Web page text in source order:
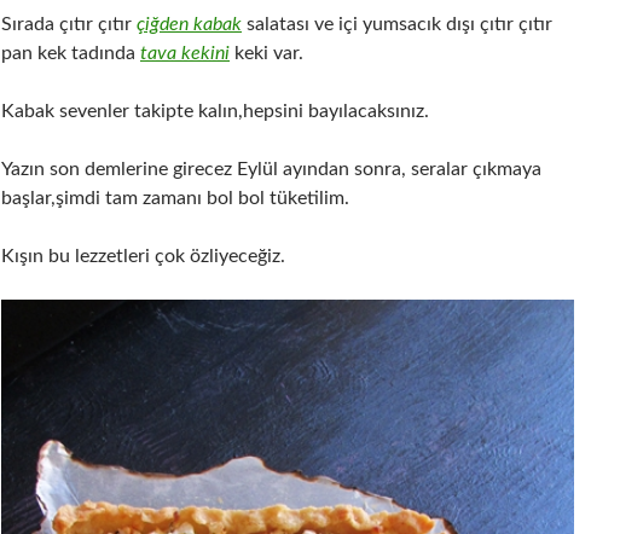
Sırada çıtır çıtır çiğden kabak salatası ve içi yumsacık dışı çıtır çıtır
pan kek tadında tava kekini keki var.
Kabak sevenler takipte kalın,hepsini bayılacaksınız.
Yazın son demlerine girecez Eylül ayından sonra, seralar çıkmaya
başlar,şimdi tam zamanı bol bol tüketilim.
Kışın bu lezzetleri çok özliyeceğiz.